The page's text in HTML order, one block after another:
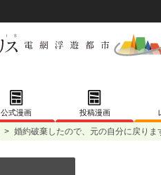
公式漫画 投稿漫画
> 婚約破棄したので、元の自分に戻りま